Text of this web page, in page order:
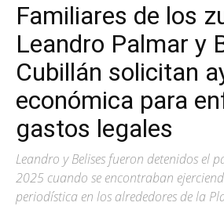
Familiares de los
Leandro Palmar y
Cubillán solicitan
económica para
gastos legales
Leandro y Belises fueron detenidos el
2025 cuando se encontraban
periodística en los alrededores de la